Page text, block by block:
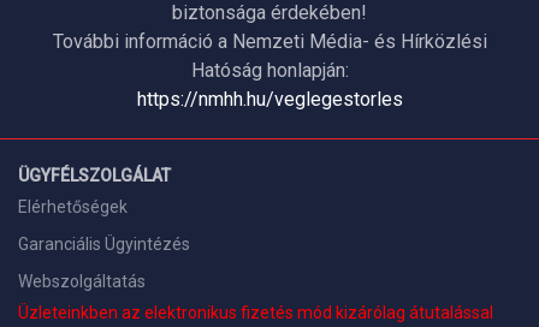
biztonsága érdekében!
További információ a Nemzeti Média- és Hírközlési
Hatóság honlapján:
https://nmhh.hu/veglegestorles
ÜGYFÉLSZOLGÁLAT
Elérhetőségek
Garanciális Ügyintézés
Webszolgáltatás
Üzleteinkben az elektronikus fizetés mód kizárólag átutalással